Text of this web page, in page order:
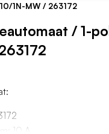
1N-MW / 263172
/ 1-
10 A